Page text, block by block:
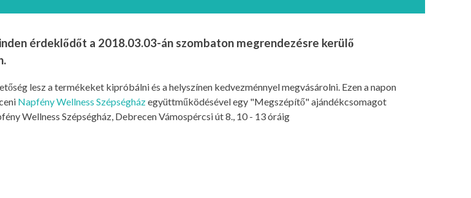
érdeklődőt a 2018.03.03-án szombaton megrendezésre kerülő
lesz a termékeket kipróbálni és a helyszínen kedvezménnyel megvásárolni. Ezen a napon
Napfény Wellness Szépségházegyüttműködésével egy "Megszépítő" ajándékcsomagot
Wellness Szépségház, Debrecen Vámospércsi út 8., 10 - 13 óráig